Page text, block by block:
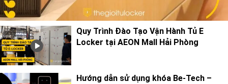
Quy Trình Đào Tạo Vận Hành Tủ E
Locker tại AEON Mall Hải Phòng
Hướng dẫn sử dụng khóa Be-Tech –